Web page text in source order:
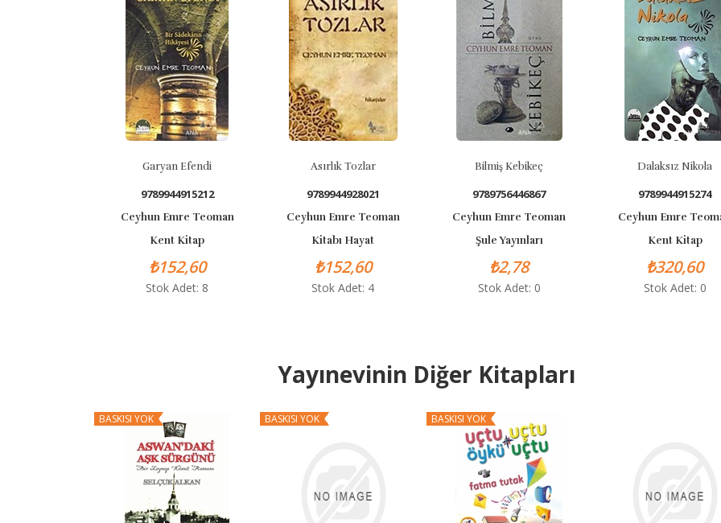
Garyan Efendi
9789944915212
Ceyhun Emre Teoman
Kent Kitap
₺152,60
Stok Adet: 8
Asırlık Tozlar
9789944928021
Ceyhun Emre Teoman
Kitabı Hayat
₺152,60
Stok Adet: 4
Bilmiş Kebikeç
9789756446867
Ceyhun Emre Teoman
Şule Yayınları
Stok Adet: 0
Dalaksız Nikola
9789944915274
Ceyhun Emre Teoman
Kent Kitap
₺320,60
Stok Adet: 0
Yayınevinin Diğer Kitapları
BASKISI YOK BASKISI YOK BASKISI YOK